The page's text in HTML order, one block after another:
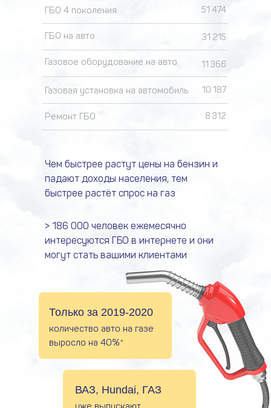
Чем быстрее растут цены на бензин и
падают доходы населения, тем
быстрее растёт спрос на газ
> 186 000 человек ежемесячно
интересуются ГБО в интернете и они
могут стать вашими клиентами
Только за 2019-2020
количество авто на газе
выросло на 40%*
ВАЗ, Hundai, ГАЗ
ГБО 4 поколения
Газовое оборудование на авто
ГБО на авто
Газовая установка на автомобиль
Ремонт ГБО
51 474
31 215
11 366
10 187
8 312